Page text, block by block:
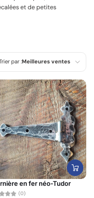
et de petites
par :Meilleures ventes
En vedette
Le plus pertinent
Meilleures ventes
Alphabétique, de A à
Z
Alphabétique, de Z à
A
en fer néo-Tudor
(0)